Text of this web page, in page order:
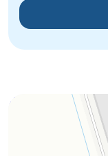
Orgplex
Оргстекло,
Торговое оборудование